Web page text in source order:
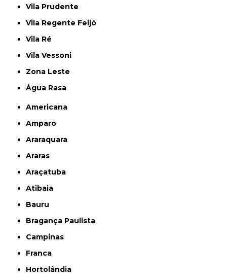
Vila Prudente
Vila Regente Feijó
Vila Ré
Vila Vessoni
Zona Leste
Água Rasa
Americana
Amparo
Araraquara
Araras
Araçatuba
Atibaia
Bauru
Bragança Paulista
Campinas
Franca
Hortolândia